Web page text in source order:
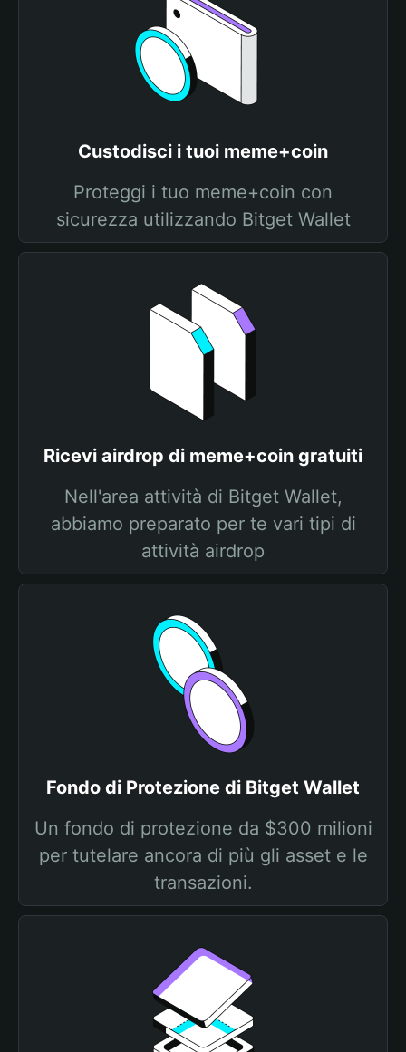
Custodisci i tuoi meme+coin
Proteggi i tuo meme+coin con
sicurezza utilizzando Bitget Wallet
Ricevi airdrop di meme+coin gratuiti
Nell'area attività di Bitget Wallet,
abbiamo preparato per te vari tipi di
attività airdrop
Fondo di Protezione di Bitget Wallet
Un fondo di protezione da $300 milioni
per tutelare ancora di più gli asset e le
transazioni.